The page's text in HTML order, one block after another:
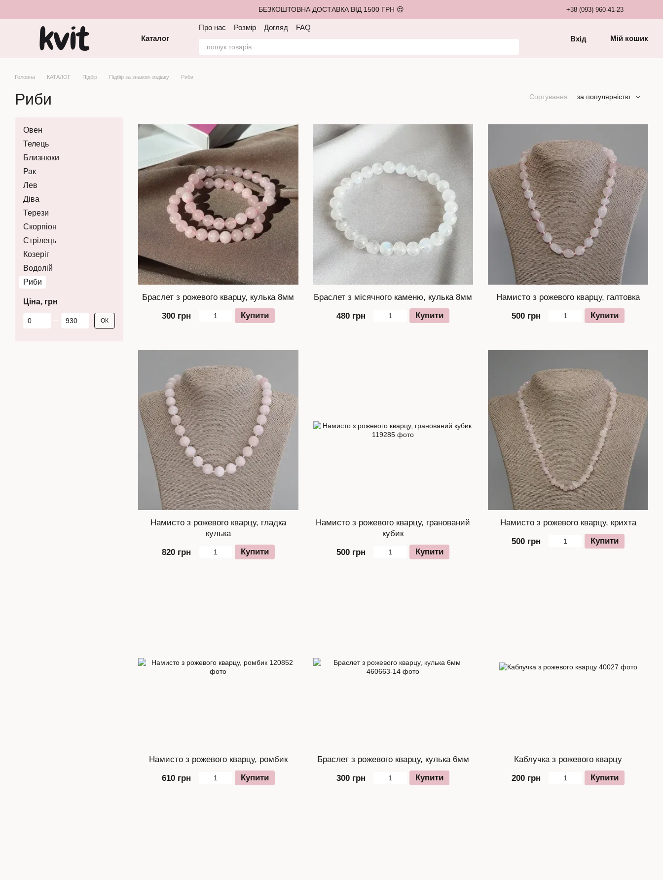
БЕЗКОШТОВНА ДОСТАВКА ВІД 1500 ГРН 😍 +38 (093) 960-41-23
Каталог
Про нас Розмір Догляд
FAQ
Вхід
Мій кошик
Головна КАТАЛОГ Підбір Підбір за знаком зодіаку Риби
Риби Сортування: за популярністю
Браслет з рожевого кварцу, кулька 8мм
300 грн
Купити
Браслет з місячного каменю, кулька 8мм
480 грн
Купити
Намисто з рожевого кварцу, галтовка
500 грн
Купити
Намисто з рожевого кварцу, гладка
кулька
820 грн
Купити
Намисто з рожевого кварцу, гранований
кубик
500 грн
Купити
Намисто з рожевого кварцу, крихта
500 грн
Купити
Намисто з рожевого кварцу, ромбик
610 грн
Купити
Браслет з рожевого кварцу, кулька 6мм
300 грн
Купити
Каблучка з рожевого кварцу
200 грн
Купити
Овен
Телець
Близнюки
Рак
Лев
Діва
Терези
Скорпіон
Стрілець
Козеріг
Водолій
Риби
Ціна, грн
Від Ціна, грн
До Ціна, грн ОК